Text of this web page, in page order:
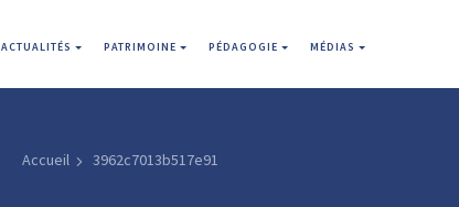
ACTUALITÉS PATRIMOINE PÉDAGOGIE MÉDIAS
Accueil 3962c7013b517e91